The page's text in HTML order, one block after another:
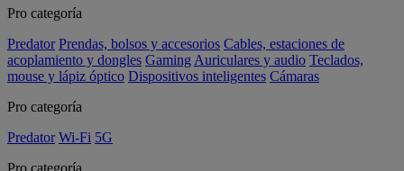
Pro categoría
Predator Prendas, bolsos y accesorios Cables, estaciones de
acoplamiento y dongles Gaming Auriculares y audio Teclados,
mouse y lápiz óptico Dispositivos inteligentes Cámaras
Pro categoría
Predator Wi-Fi 5G
Pro categoría